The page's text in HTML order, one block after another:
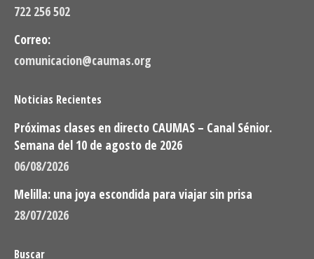
722 256 502
Correo:
comunicacion@caumas.org
Noticias Recientes
Próximas clases en directo CAUMAS – Canal Sénior.
Semana del 10 de agosto de 2026
06/08/2026
Melilla: una joya escondida para viajar sin prisa
28/07/2026
Buscar